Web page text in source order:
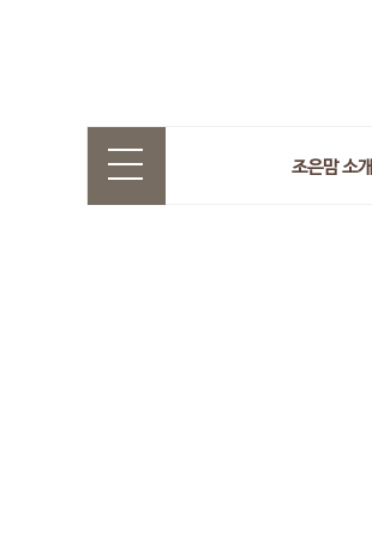
조은맘 소개